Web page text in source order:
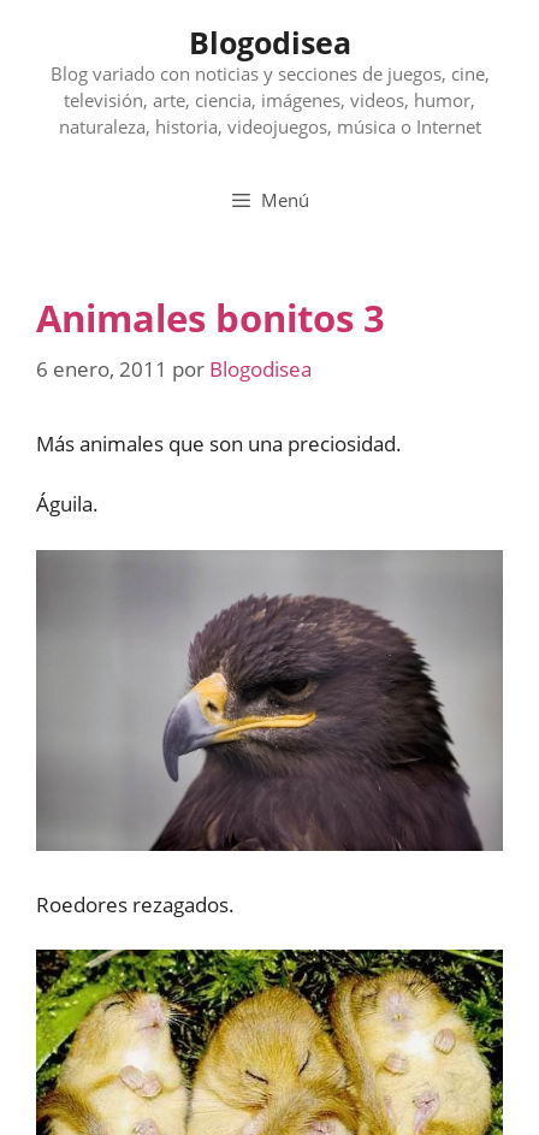
contenido
Blogodisea
Blog variado con noticias y secciones de juegos, cine,
televisión, arte, ciencia, imágenes, videos, humor,
naturaleza, historia, videojuegos, música o Internet
Menú
Animales bonitos 3
6 enero, 2011 por Blogodisea
Más animales que son una preciosidad.
Águila.
Roedores rezagados.